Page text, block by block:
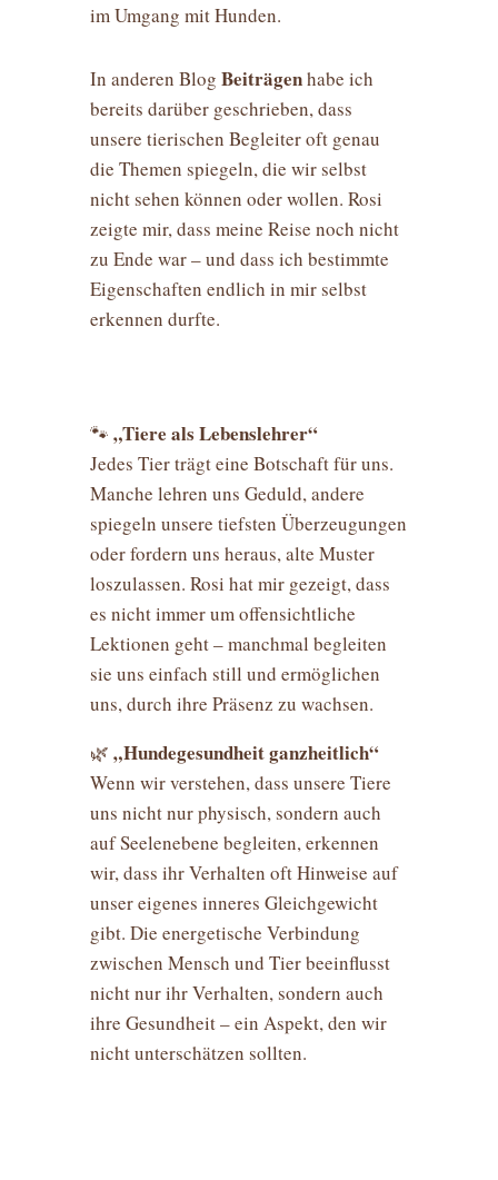
im Umgang mit Hunden.
In anderen Blog Beiträgenhabe ich
bereits darüber geschrieben, dass
unsere tierischen Begleiter oft genau
die Themen spiegeln, die wir selbst
nicht sehen können oder wollen. Rosi
zeigte mir, dass meine Reise noch nicht
zu Ende war – und dass ich bestimmte
Eigenschaften endlich in mir selbst
erkennen durfte.
🐾 „Tiere als Lebenslehrer“
Jedes Tier trägt eine Botschaft für uns.
Manche lehren uns Geduld, andere
spiegeln unsere tiefsten Überzeugungen
oder fordern uns heraus, alte Muster
loszulassen. Rosi hat mir gezeigt, dass
es nicht immer um offensichtliche
Lektionen geht – manchmal begleiten
sie uns einfach still und ermöglichen
uns, durch ihre Präsenz zu wachsen.
🌿 „Hundegesundheit ganzheitlich“
Wenn wir verstehen, dass unsere Tiere
uns nicht nur physisch, sondern auch
auf Seelenebene begleiten, erkennen
wir, dass ihr Verhalten oft Hinweise auf
unser eigenes inneres Gleichgewicht
gibt. Die energetische Verbindung
zwischen Mensch und Tier beeinflusst
nicht nur ihr Verhalten, sondern auch
ihre Gesundheit – ein Aspekt, den wir
nicht unterschätzen sollten.